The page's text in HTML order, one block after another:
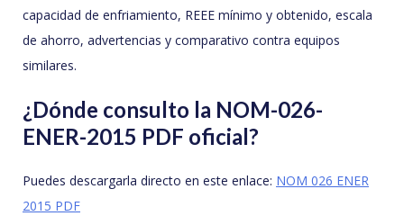
capacidad de enfriamiento, REEE mínimo y obtenido, escala
de ahorro, advertencias y comparativo contra equipos
similares.
¿Dónde consulto la NOM-026-
ENER-2015 PDF oficial?
Puedes descargarla directo en este enlace: NOM 026 ENER
2015 PDF